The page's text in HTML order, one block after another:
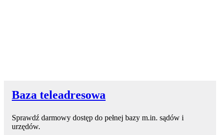
Baza teleadresowa
Sprawdź darmowy dostęp do pełnej bazy m.in. sądów i
urzędów.